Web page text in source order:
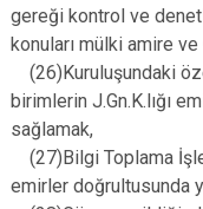
gereği kontrol ve
konuları mülki amire ve
(26)Kuruluşundaki
birimlerin J.Gn.K.lığı
sağlamak,
(27)Bilgi Toplama
emirler doğrultusunda